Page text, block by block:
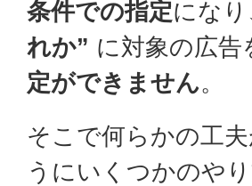
条件での指定にな
れか” に対象の広
定ができません。
そこで何らかの工
うにいくつかのや